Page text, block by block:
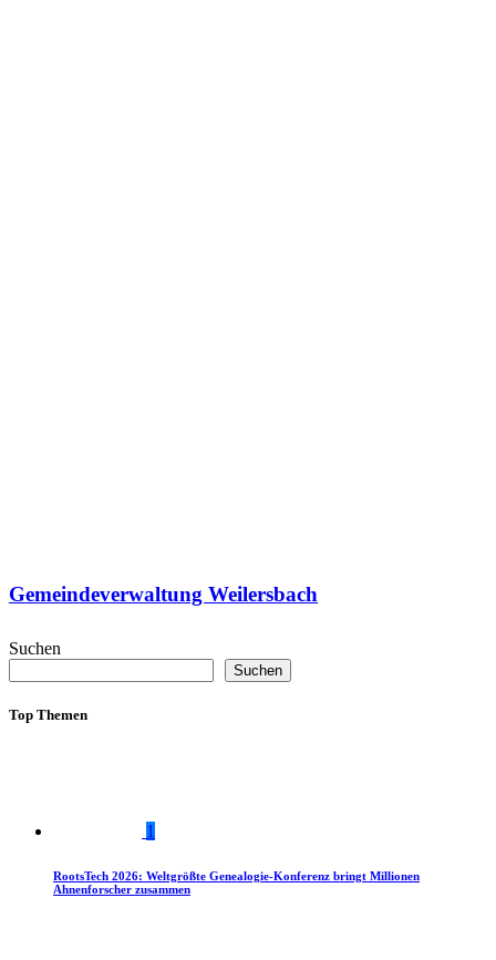
Gemeindeverwaltung Weilersbach
Suchen
Suchen
Top Themen
1
RootsTech 2026: Weltgrößte Genealogie-Konferenz bringt Millionen
Ahnenforscher zusammen